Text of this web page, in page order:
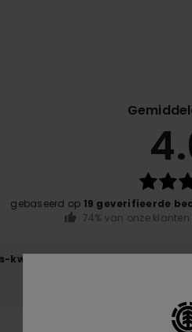
gebaseerd op 19 geverifieerde
74% van onze
kwaliteitverhouding